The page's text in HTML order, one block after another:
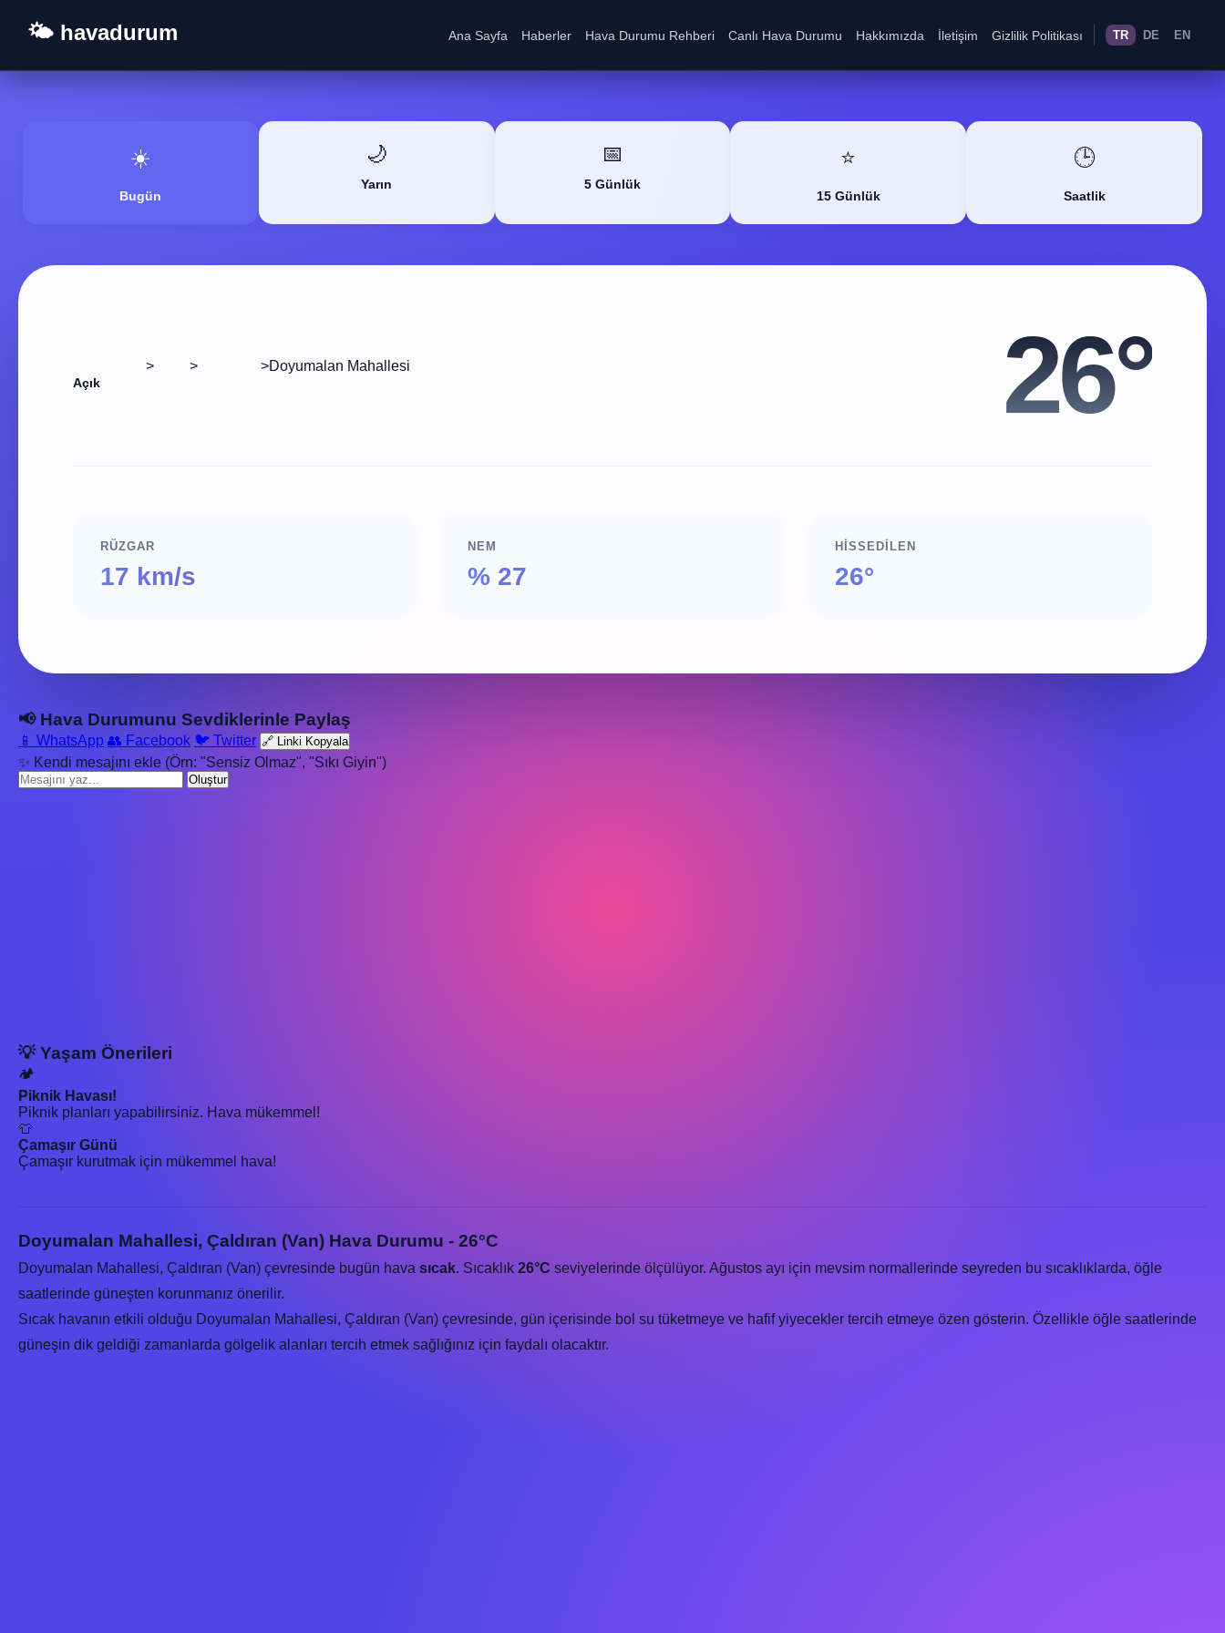
🌤️ havadurum Ana Sayfa Haberler Hava Durumu Rehberi Canlı Hava Durumu Hakkımızda İletişim Gizlilik Politikası TR DE EN
☀️
Bugün
🌙
Yarın
📅
5 Günlük
⭐
15 Günlük
🕒
Saatlik
> > >Doyumalan Mahallesi
Açık 26°
RÜZGAR
17 km/s
NEM
% 27
HISSEDILEN
26°
📢 Hava Durumunu Sevdiklerinle Paylaş
📱 WhatsApp 👥 Facebook 🐦 Twitter 🔗 Linki Kopyala
✨ Kendi mesajını ekle (Örn: "Sensiz Olmaz", "Sıkı Giyin")
Oluştur
💡 Yaşam Önerileri
🏕️
Piknik Havası!
Piknik planları yapabilirsiniz. Hava mükemmel!
👕
Çamaşır Günü
Çamaşır kurutmak için mükemmel hava!
Doyumalan Mahallesi, Çaldıran (Van) Hava Durumu - 26°C
Doyumalan Mahallesi, Çaldıran (Van) çevresinde bugün hava sıcak. Sıcaklık 26°C seviyelerinde ölçülüyor. Ağustos ayı için mevsim normallerinde seyreden bu sıcaklıklarda, öğle
saatlerinde güneşten korunmanız önerilir.
Sıcak havanın etkili olduğu Doyumalan Mahallesi, Çaldıran (Van) çevresinde, gün içerisinde bol su tüketmeye ve hafif yiyecekler tercih etmeye özen gösterin. Özellikle öğle saatlerinde
güneşin dik geldiği zamanlarda gölgelik alanları tercih etmek sağlığınız için faydalı olacaktır.